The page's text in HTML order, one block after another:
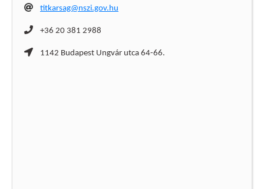
titkarsag@nszi.gov.hu
+36 20 381 2988
1142 Budapest Ungvár utca 64-66.